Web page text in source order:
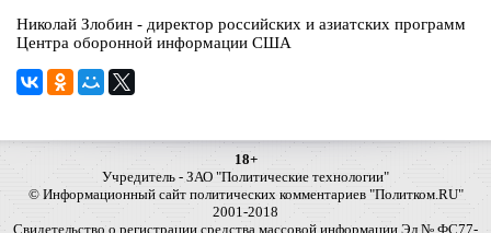
Николай Злобин - директор российских и азиатских программ
Центра оборонной информации США
18+
Учредитель - ЗАО "Политические технологии"
© Информационный сайт политических комментариев "Политком.RU"
2001-2018
Свидетельство о регистрации средства массовой информации Эл № ФС77-